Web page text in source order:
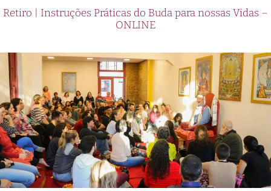
Retiro | Instruções Práticas do Buda para nossas Vidas –
ONLINE